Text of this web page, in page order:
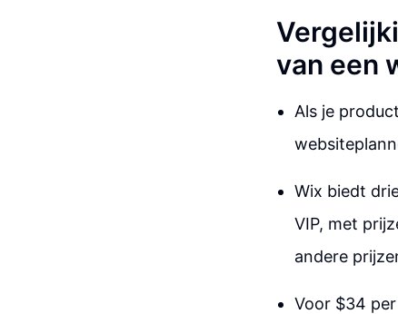
van een
Als je
Wix biedt
VIP, met
andere
Voor $34